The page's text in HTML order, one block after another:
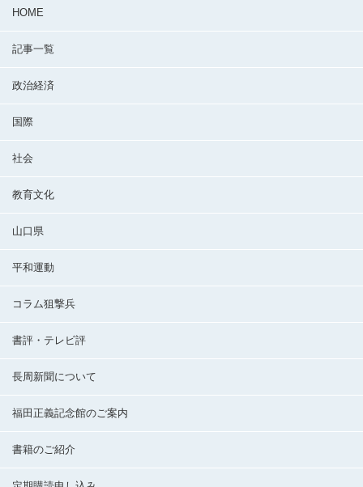
HOME
記事一覧
政治経済
国際
社会
教育文化
山口県
平和運動
コラム狙撃兵
書評・テレビ評
長周新聞について
福田正義記念館のご案内
書籍のご紹介